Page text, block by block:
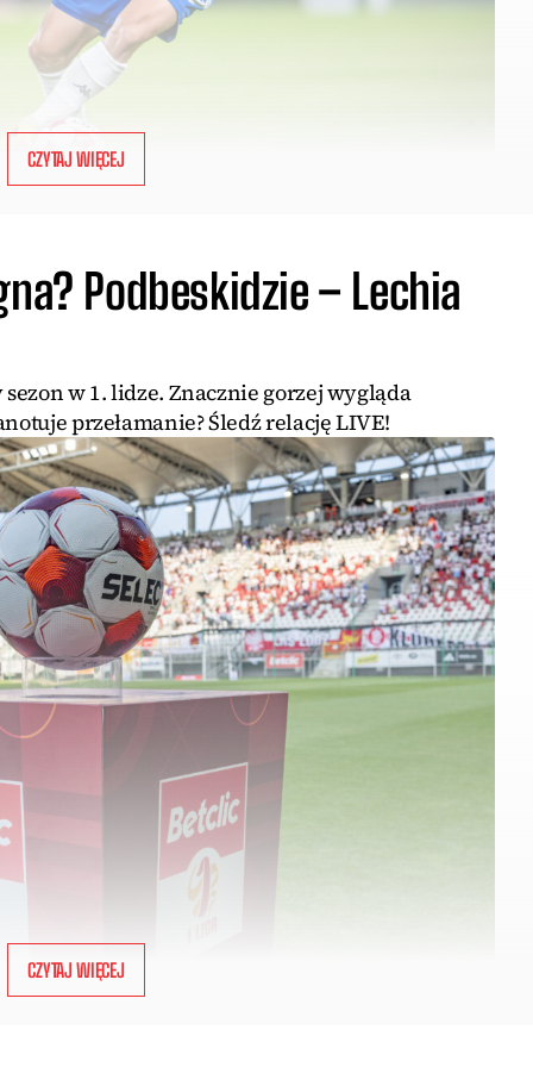
CZYTAJ WIĘCEJ
Podbeskidzie – Lechia
sezon w 1. lidze. Znacznie gorzej wygląda
przełamanie? Śledź relację LIVE!
CZYTAJ WIĘCEJ